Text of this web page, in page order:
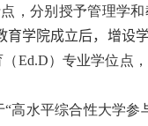
，分别授予管理学
育学院成立后，增设
Ed.D）专业学位点 ，
高水平综合性大学